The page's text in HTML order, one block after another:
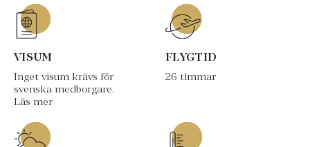
VISUM
Inget visum krävs för
svenska medborgare.
Läs mer
FLYGTID
26 timmar